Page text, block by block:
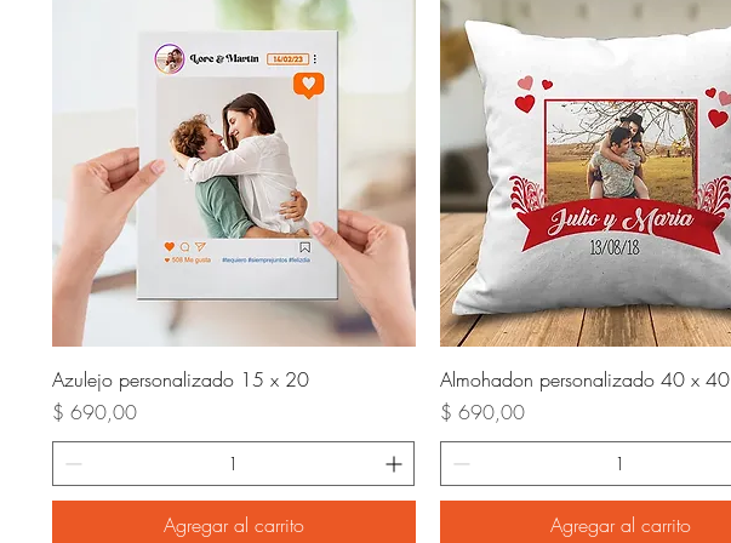
Vista rápida
Azulejo personalizado 15 x 20
Precio
$ 690,00
Agregar al carrito
Vista rápida
Almohadon personalizado 40 x 40
Precio
$ 690,00
Agregar al carrito